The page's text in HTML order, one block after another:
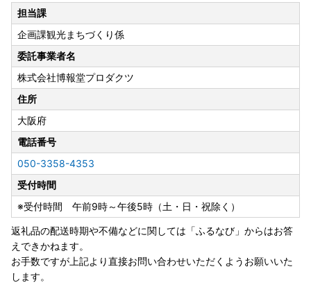
いますようお願いいたします。
担当課
企画課観光まちづくり係
委託事業者名
株式会社博報堂プロダクツ
住所
大阪府
電話番号
050-3358-4353
受付時間
※受付時間 午前9時～午後5時（土・日・祝除く）
返礼品の配送時期や不備などに関しては「ふるなび」からはお答
えできかねます。
お手数ですが上記より直接お問い合わせいただくようお願いいた
します。